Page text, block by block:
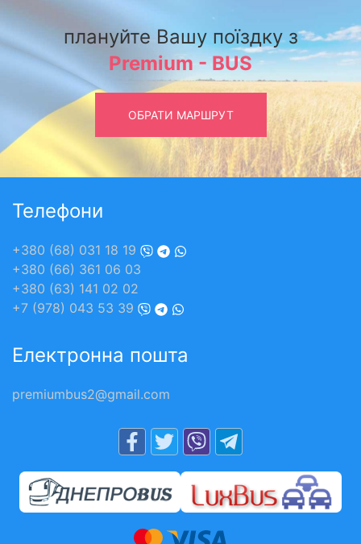
плануйте Вашу поїздку з
Premium - BUS
ОБРАТИ МАРШРУТ
Телефони
+380 (68) 031 18 19
+380 (66) 361 06 03
+380 (63) 141 02 02
+7 (978) 043 53 39
Електронна пошта
premiumbus2@gmail.com